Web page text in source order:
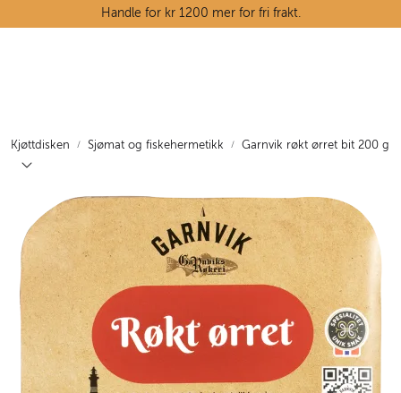
Skip to main contentHandle for kr 1200 mer for fri frakt.
Kjøttdisken Sjømat og fiskehermetikk Garnvik røkt ørret bit 200 g
Tørrvarehylla
Grøntavdelingen
Oppskrifter
Kunnskapshjørnet